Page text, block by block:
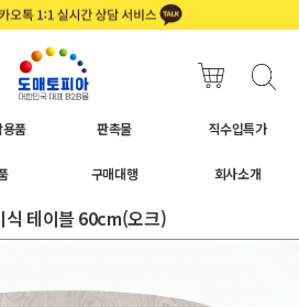
품 판촉물 직수입특가
구매대행 회사소개
식 테이블 60cm(오크)